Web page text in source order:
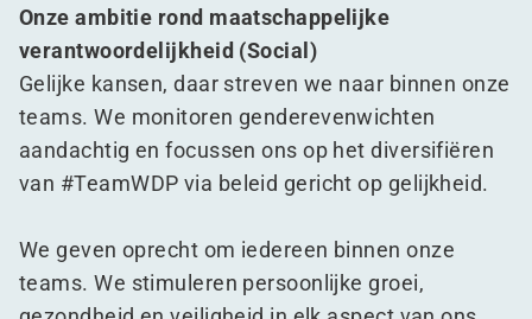
Onze ambitie rond maatschappelijke
verantwoordelijkheid (Social)
Gelijke kansen, daar streven we naar binnen onze
teams. We monitoren genderevenwichten
aandachtig en focussen ons op het diversifiëren
van #TeamWDP via beleid gericht op gelijkheid.
We geven oprecht om iedereen binnen onze
teams. We stimuleren persoonlijke groei,